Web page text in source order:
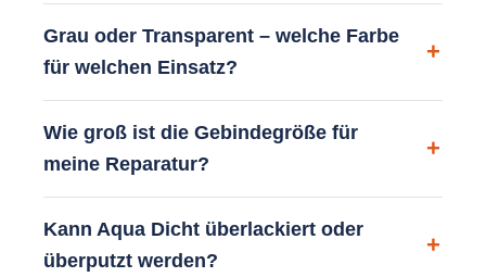
Grau oder Transparent – welche Farbe
für welchen Einsatz?
Wie groß ist die Gebindegröße für
meine Reparatur?
Kann Aqua Dicht überlackiert oder
überputzt werden?